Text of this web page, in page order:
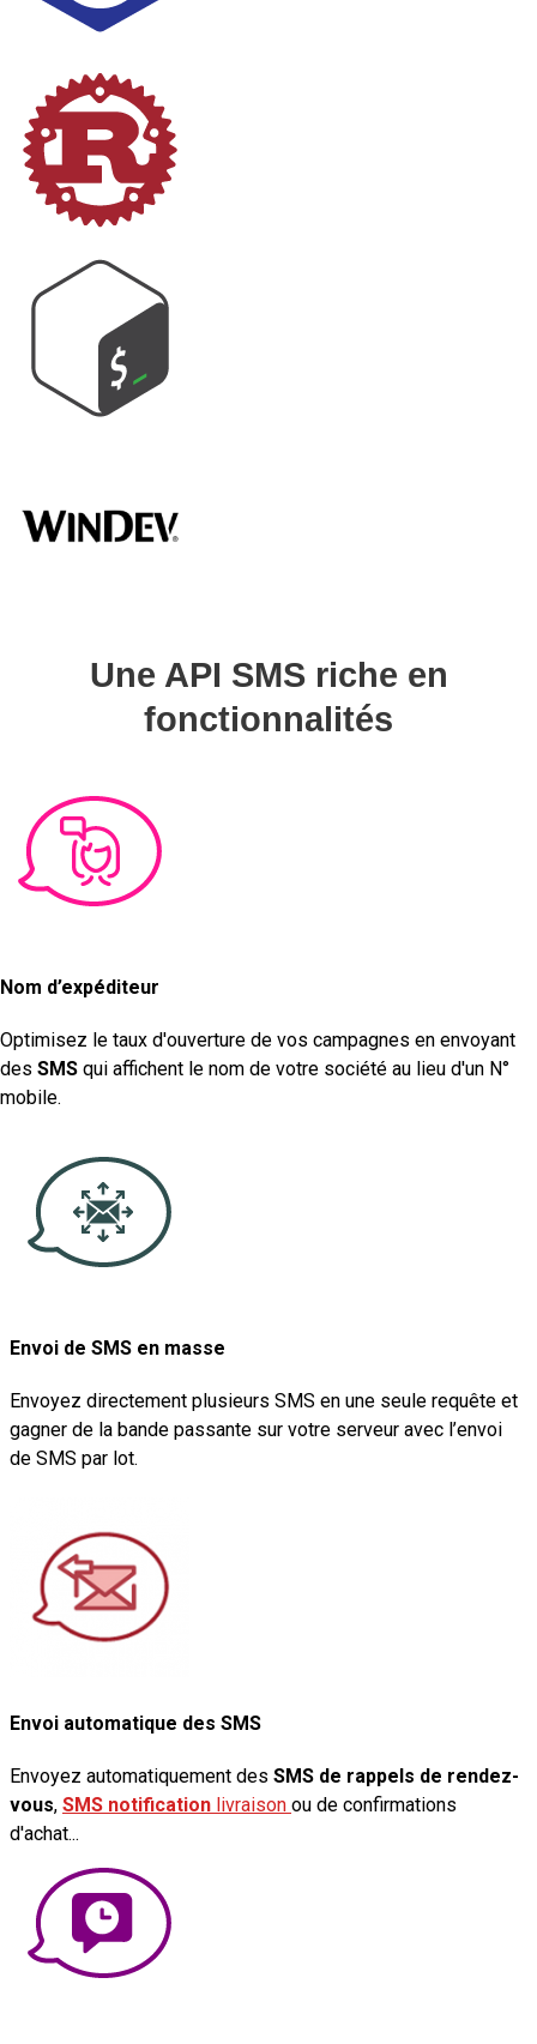
Une API SMS riche en
fonctionnalités
Nom d’expéditeur
Optimisez le taux d'ouverture de vos campagnes en envoyant
des SMS qui affichent le nom de votre société au lieu d'un N°
mobile.
Envoi de SMS en masse
Envoyez directement plusieurs SMS en une seule requête et
gagner de la bande passante sur votre serveur avec l’envoi
de SMS par lot.
Envoi automatique des SMS
Envoyez automatiquement des SMS de rappels de rendez-
vous, SMS notification livraison ou de confirmations
d'achat...